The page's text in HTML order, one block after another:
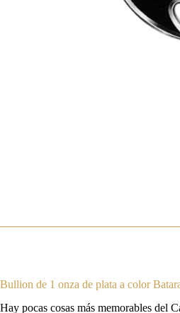
Bullion de 1 onza de plata a color
Hay pocas cosas más memorables del